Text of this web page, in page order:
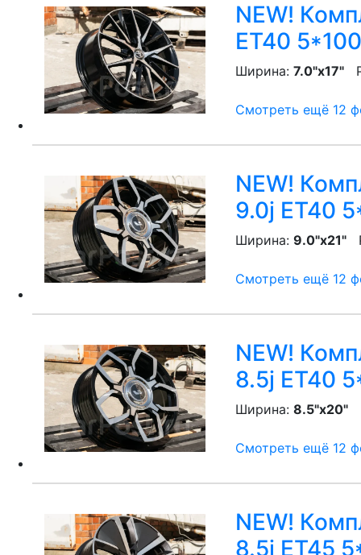
NEW!
ET40
Ширина: 7.0"x17"
Смотреть ещё 12
NEW!
9.0j ET40
Ширина: 9.0"x21"
Смотреть ещё 12
NEW!
8.5j ET40
Ширина: 8.5"x20"
Смотреть ещё 12
NEW!
8.5j ET45